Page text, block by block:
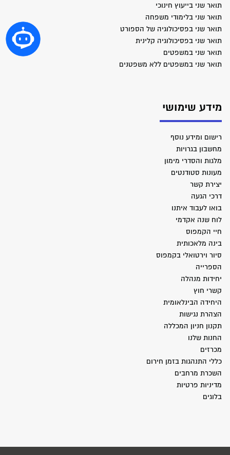
תואר שני בייעוץ חינוכי
תואר שני בלימודי משפחה
תואר שני בפסיכולוגיה של הספורט
תואר שני בפסיכולוגיה קלינית
תואר שני במשפטים
תואר שני במשפטים ללא משפטנים
מידע שימושי
רישום ומידע נוסף
מחשבון בגרויות
מלגות והסדרי מימון
מעונות סטודנטים
יצירת קשר
דרכי הגעה
בואו לעבוד איתנו
לוח שנה אקדמי
חיי הקמפוס
בינה מלאכותית
סיור וירטואלי בקמפוס
הספרייה
יחידות מנהלה
קשרי חוץ
היחידה הבינלאומית
הצהרת נגישות
תקנון חניון המכללה
החנות שלנו
מכרזים
כללי התנהגות בזמן חירום
השכרת מרחבים
מדיניות פרטיות
בלוגים